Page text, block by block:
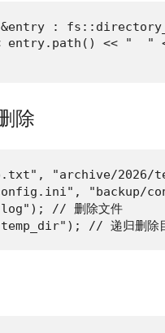
&entry :
entry.path() << "  "
除
"archive/2026/
"backup/
// 删除文件
// 递归删除